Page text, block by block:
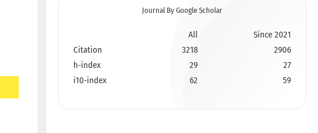
Journal By Google Scholar
All
Since 2021
Citation
3218
2906
h-index
29
27
i10-index
62 59